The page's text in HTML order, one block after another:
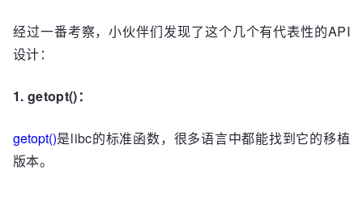
经过一番考察，小伙伴们发现了这个几个有代表性的API
设计：
1. getopt()：
getopt()是libc的标准函数，很多语言中都能找到它的移植
版本。